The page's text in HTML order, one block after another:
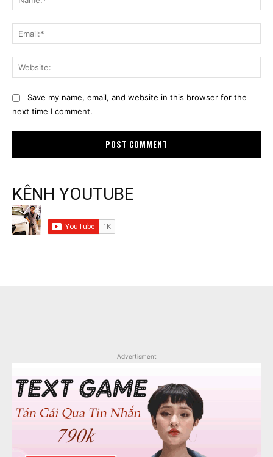
Save my name, email, and website in this browser for the
next time I comment.
KÊNH YOUTUBE
Advertisment